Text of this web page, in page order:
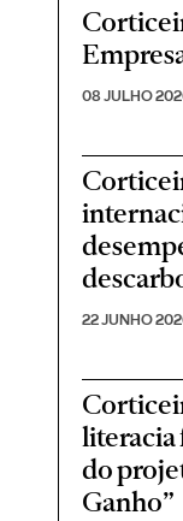
08 JULHO
22 JUNHO
literacia
do
Ganho”